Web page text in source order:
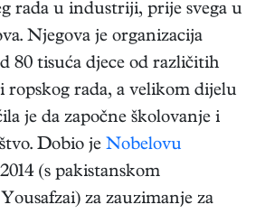
rada u industriji, prije svega u
Njegova je organizacija
80 tisuća djece od različitih
ropskog rada, a velikom dijelu
je da započne školovanje i
Dobio je Nobelovu
(s pakistanskom
za zauzimanje za